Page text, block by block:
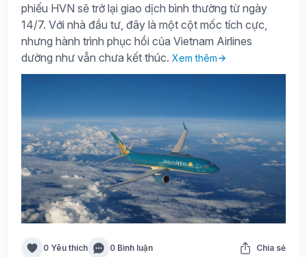
phiếu HVN sẽ trở lại giao dịch bình thường từ ngày
14/7. Với nhà đầu tư, đây là một cột mốc tích cực,
nhưng hành trình phục hồi của Vietnam Airlines
dường như vẫn chưa kết thúc. Xem thêm
0 Yêu thích 0 Bình luận Chia sẻ